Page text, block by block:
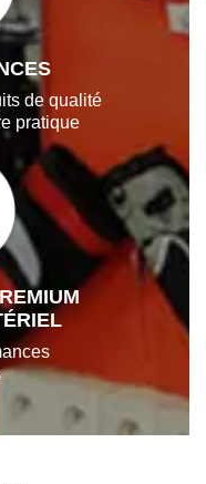
de qualité
pratique